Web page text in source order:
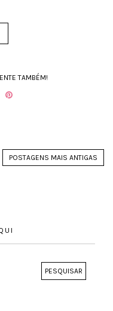
TAMBÉM!
POSTAGENS MAIS ANTIGAS